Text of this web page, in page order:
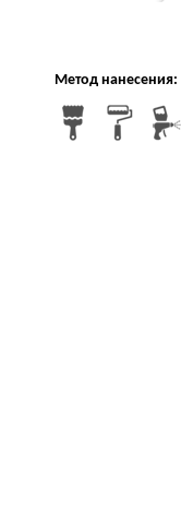
Метод нанесения: